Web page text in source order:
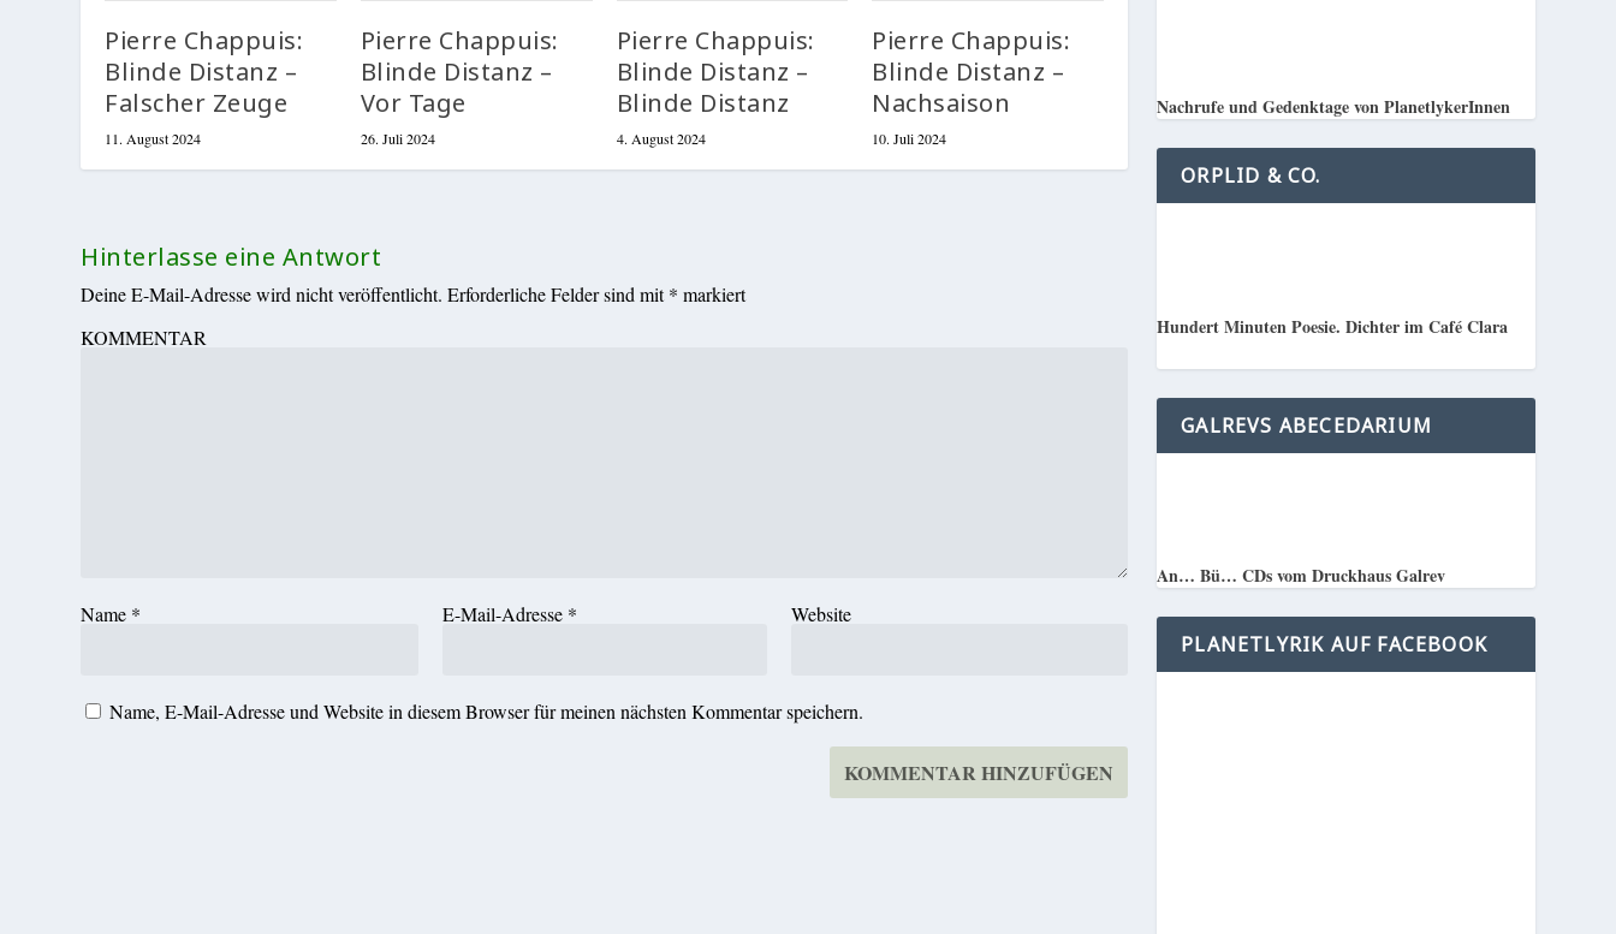
Pierre Chappuis:
Blinde Distanz –
Falscher Zeuge
11. August 2024
Pierre Chappuis:
Blinde Distanz –
Vor Tage
26. Juli 2024
Pierre Chappuis:
Blinde Distanz –
Blinde Distanz
4. August 2024
Pierre Chappuis:
Blinde Distanz –
Nachsaison
10. Juli 2024
Hinterlasse eine Antwort
Deine E-Mail-Adresse wird nicht veröffentlicht. Erforderliche Felder sind mit* markiert
KOMMENTAR
Name * E-Mail-Adresse * Website
Name, E-Mail-Adresse und Website in diesem Browser für meinen nächsten Kommentar speichern.
Nachrufe und Gedenktage von PlanetlykerInnen
ORPLID & CO.
Hundert Minuten Poesie. Dichter im Café Clara
GALREVS ABECEDARIUM
An… Bü… CDs vom Druckhaus Galrev
PLANETLYRIK AUF FACEBOOK